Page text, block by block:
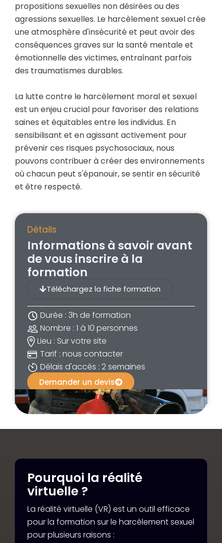
propositions sexuelles non désirées ou des
agressions sexuelles. Le harcèlement sexuel crée
une atmosphère d'insécurité et peut avoir des
conséquences graves sur la santé mentale et
émotionnelle des victimes, entraînant parfois
des traumatismes durables.
La lutte contre le harcèlement moral et sexuel
est un enjeu crucial pour favoriser des relations
saines et équitables entre les individus. En
sensibilisant et en agissant activement pour
prévenir ces risques psychosociaux, nous
pouvons contribuer à créer des environnements
où chacun peut s'épanouir, se sentir en sécurité
et être respecté.
Détails
Informations à savoir avant
de vous inscrire à la
formation
Téléchargez la fiche formation
Durée : 3h de formation
Nombre : 1 à 10 personnes
Lieu : Sur votre site
Tarif : nous contacter
Délais d'accès : 2 semaines
Demander un devis
Pourquoi la réalité
virtuelle ?
La réalité virtuelle (VR) est un outil efficace
pour la formation sur le harcèlement sexuel
pour plusieurs raisons :